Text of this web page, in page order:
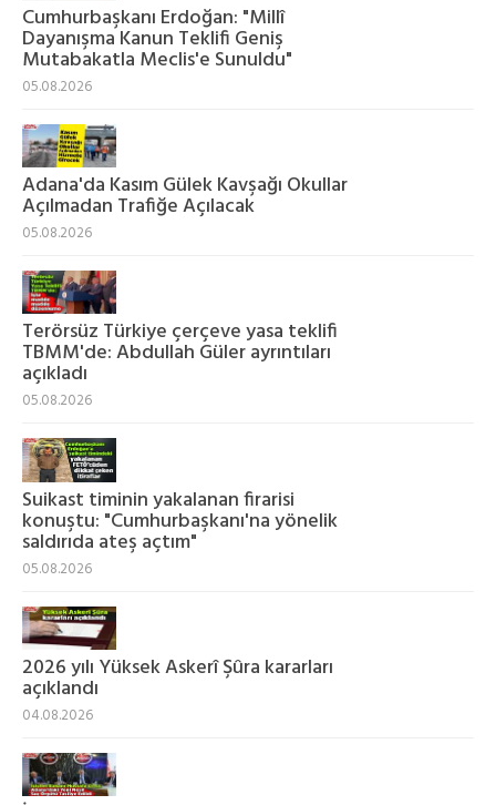
Cumhurbaşkanı Erdoğan: "Millî
Dayanışma Kanun Teklifi Geniş
Mutabakatla Meclis'e Sunuldu"
05.08.2026
Adana'da Kasım Gülek Kavşağı Okullar
Açılmadan Trafiğe Açılacak
05.08.2026
Terörsüz Türkiye çerçeve yasa teklifi
TBMM'de: Abdullah Güler ayrıntıları
açıkladı
05.08.2026
Suikast timinin yakalanan firarisi
konuştu: "Cumhurbaşkanı'na yönelik
saldırıda ateş açtım"
05.08.2026
2026 yılı Yüksek Askerî Şûra kararları
açıklandı
04.08.2026